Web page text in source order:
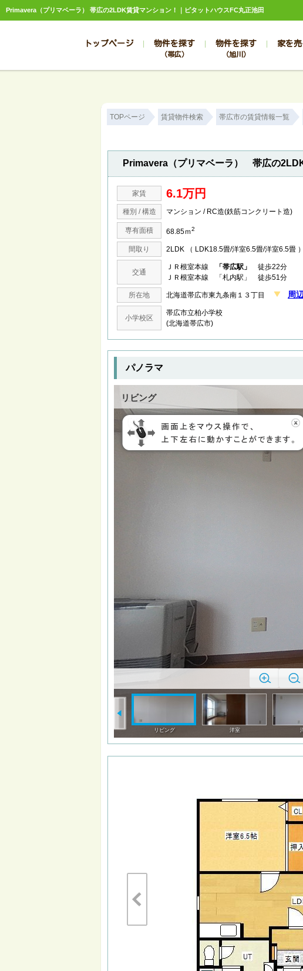
Primavera（プリマベーラ） 帯広の2LDK賃貸マンション！｜ピタットハウスFC丸正池田
トップページ 物件を探す
（帯広）
帯広の売
帯広の新
帯広の中
物件を探す
（旭川）
旭川の売
旭川の新
旭川の中
家を売
TOPページ 賃貸物件検索 帯広市の賃貸情報一覧
Primavera（プリマベーラ） 帯広の
家賃 6.1万円
種別 / 構造 マンション / RC造(鉄筋コンクリート造)
専有面積 68.85ｍ2
間取り 2LDK （ LDK18.5畳/洋室6.5畳/洋室6.5畳 ）
交通
ＪＲ根室本線 「帯広駅」
徒歩22分
ＪＲ根室本線 「札内駅」 徒歩51分
所在地 北海道帯広市東九条南１３丁目 周
小学校区
帯広市立柏小学校
(北海道帯広市)
パノラマ